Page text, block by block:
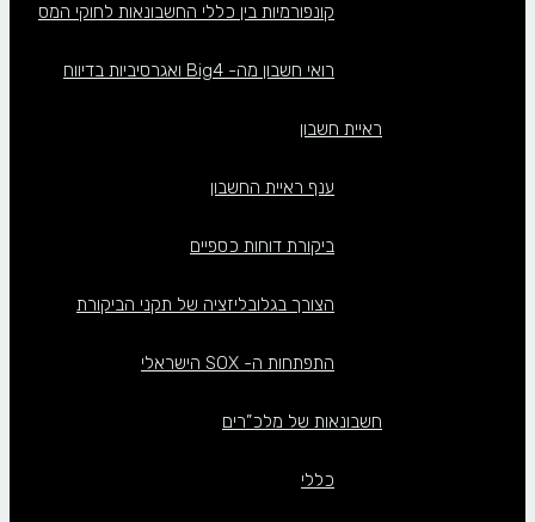
קונפורמיות בין כללי החשבונאות לחוקי המס
רואי חשבון מה- Big4 ואגרסיביות בדיווח
ראיית חשבון
ענף ראיית החשבון
ביקורת דוחות כספיים
הצורך בגלובליזציה של תקני הביקורת
התפתחות ה- SOX הישראלי
חשבונאות של מלכ”רים
כללי